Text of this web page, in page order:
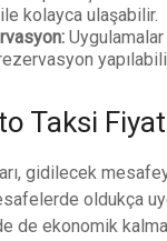
kolayca ulaşabilir.
Uygulamalar
Taksi
gidilecek
oldukça
de ekonomik